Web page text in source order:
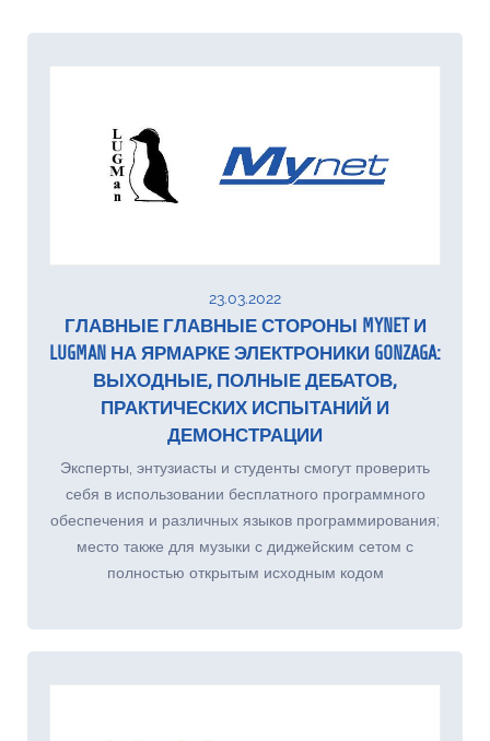
23.03.2022
ГЛАВНЫЕ ГЛАВНЫЕ СТОРОНЫ MYNET И
LUGMAN НА ЯРМАРКЕ ЭЛЕКТРОНИКИ GONZAGA:
ВЫХОДНЫЕ, ПОЛНЫЕ ДЕБАТОВ,
ПРАКТИЧЕСКИХ ИСПЫТАНИЙ И
ДЕМОНСТРАЦИИ
Эксперты, энтузиасты и студенты смогут проверить
себя в использовании бесплатного программного
обеспечения и различных языков программирования;
место также для музыки с диджейским сетом с
полностью открытым исходным кодом